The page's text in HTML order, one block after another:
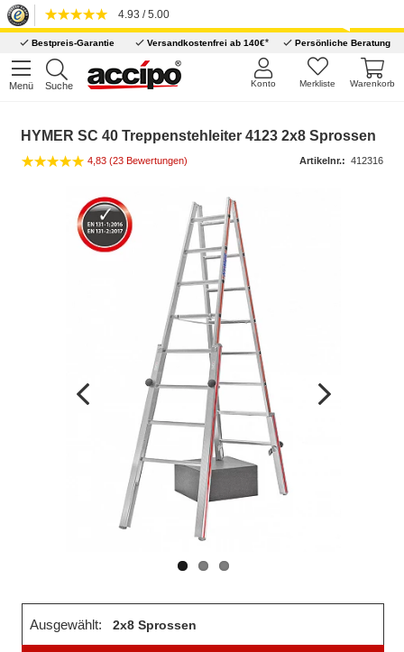
4.93 / 5.00
Bestpreis-Garantie Versandkostenfrei ab 140€* Persönliche Beratung
Menü Suche Warenkorb
Merkliste
Konto
HYMER SC 40 Treppenstehleiter 4123 2x8 Sprossen
4,83 (23 Bewertungen) Artikelnr.: 412316
Ausgewählt: 2x8 Sprossen